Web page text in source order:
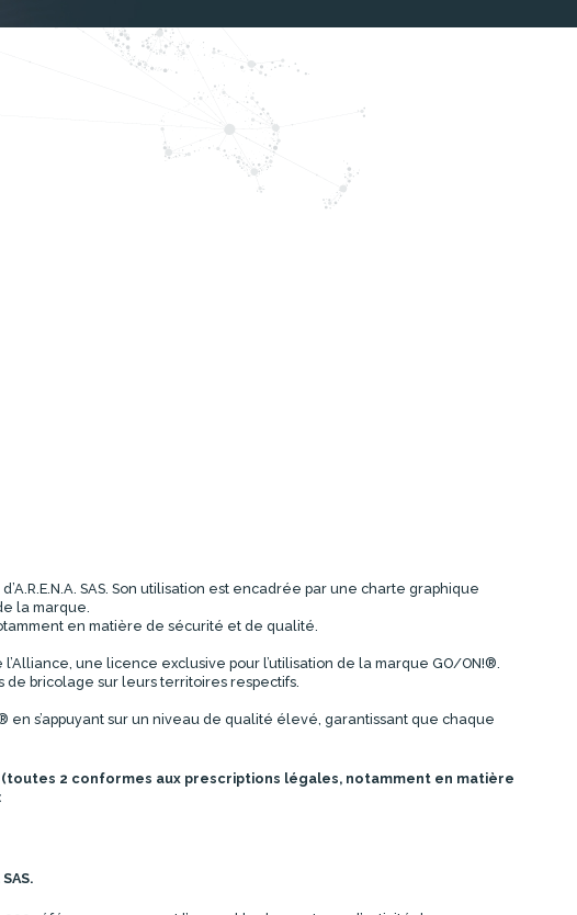
SAS. Son utilisation est encadrée par une charte graphique
la marque.
en matière de sécurité et de qualité.
une licence exclusive pour l’utilisation de la marque GO/ON!®.
bricolage sur leurs territoires respectifs.
en s’appuyant sur un niveau de qualité élevé, garantissant que chaque
2 conformes aux prescriptions légales, notamment en matière